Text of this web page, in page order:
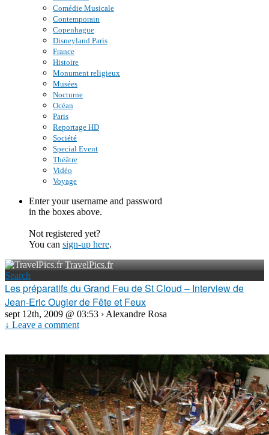
Comédie Musicale
Contemporain
Copenhague
Disneyland Paris
France
Histoire
Monument religieux
Musées
Nocturne
Océan
Paris
Reportage HD
Société
Special Event
Théâtre
Vidéo
Voyage
Enter your username and password
in the boxes above.
Not registered yet?
You can sign-up here.
TravelPics.fr
Search
Les préparatifs du Grand Feu de St Cloud – Interview de
Jean-Eric Ougier de Fête et Feux
sept 12th, 2009 @ 03:53 › Alexandre Rosa
↓ Leave a comment